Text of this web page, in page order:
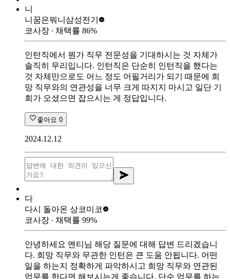
니
니꿈은뭐니 삼성전기
코사장 ∙ 채택률 86%
인턴직에서 뭔가 직무 전문성을 기대하시는 것 자체가
솔직히 무리입니다. 인턴직은 단순히 인턴직을 했다는
것 자체만으로도 어느 정도 어필거리가 되기 때문에 희
망 직무와의 연관성을 너무 크게 따지지 마시고 일단 기
회가 오셨으면 잡으시는 게 정답입니다.
좋아요 0
2024.12.12
다
다시 돌아온 상코미코
코사장 ∙ 채택률 99%
안녕하세요 멘티님 해당 질문에 대해 답변 드리겠습니
다. 희망 직무와 무관한 인턴은 큰 도움 안됩니다. 어떤
일을 하는지 정확하게 파악하시고 희망 직무와 연관된
업무를 한다면 해보시는게 좋습니다. 단순 업무를 하는